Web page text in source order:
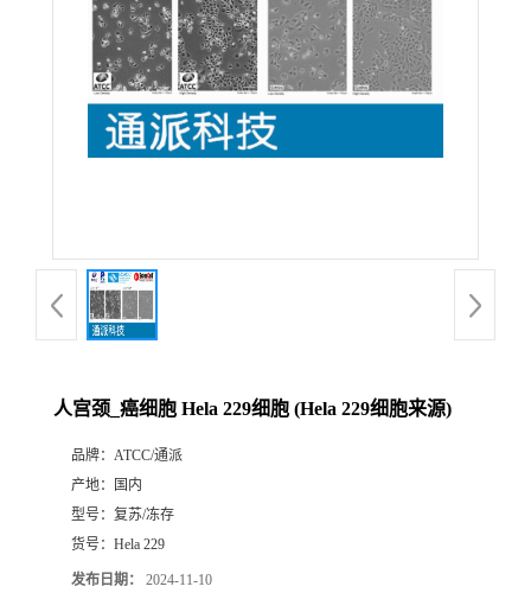
人宫颈_癌细胞 Hela 229细胞 (Hela 229细胞来源)
品牌： ATCC/通派
产地：
国内
型号： 复苏/冻存
货号： Hela 229
发布日期： 2024-11-10